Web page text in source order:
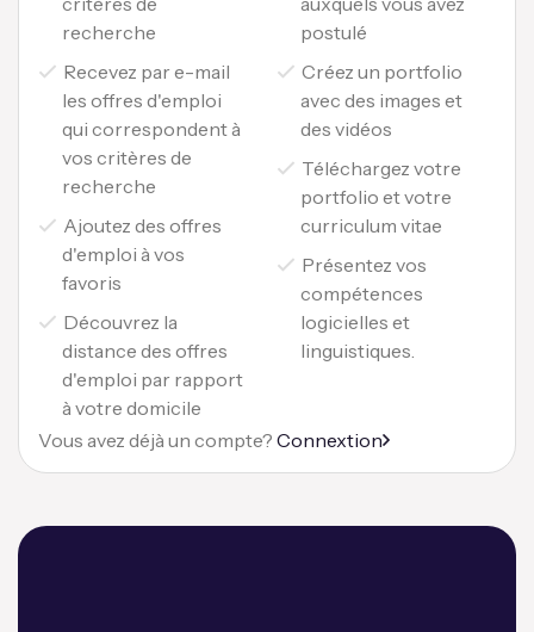
recherche
Recevez par e-mail
les offres d'emploi
qui correspondent à
vos critères de
recherche
Ajoutez des offres
d'emploi à vos
favoris
Découvrez la
distance des offres
d'emploi par rapport
à votre domicile
postulé
Créez un portfolio
avec des images et
des vidéos
Téléchargez votre
portfolio et votre
curriculum vitae
Présentez vos
compétences
logicielles et
linguistiques.
Vous avez déjà un compte? Connextion